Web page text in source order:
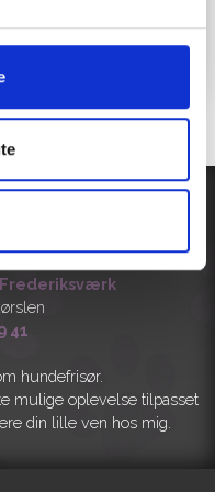
Frederiksværk
41
hundefrisør.
mulige oplevelse tilpasset
din lille ven hos mig.